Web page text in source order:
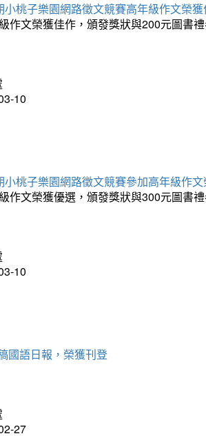
桃子樂園網路徵文競賽高年級作文榮
作文榮獲佳作，頒發獎狀與200元圖書
10
桃子樂園網路徵文競賽參加高年級作
作文榮獲優選，頒發獎狀與300元圖書
10
國語日報，榮獲刊登
27